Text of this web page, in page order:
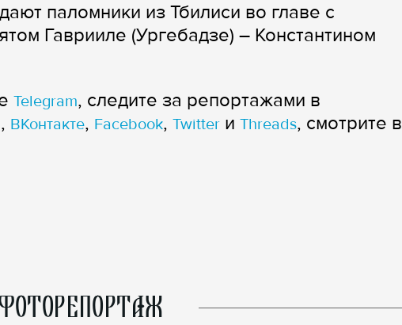
паломники из Тбилиси во главе с
Гаврииле (Ургебадзе) – Константином
Telegram, следите за репортажами в
, ВКонтакте, Facebook, Twitter и Threads, смотрите в